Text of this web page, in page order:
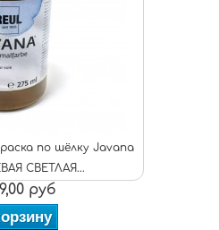
по шёлку Javana
СВЕТЛАЯ...
руб